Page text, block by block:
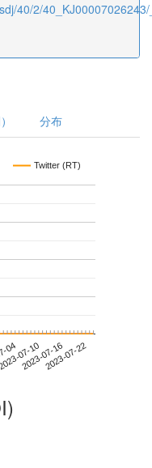
40/2/
分布
Twitter (RT)
0407-10
2023-07-162023-07-22